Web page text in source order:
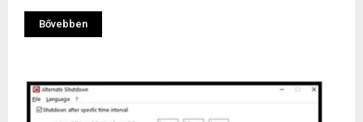
Bővebben